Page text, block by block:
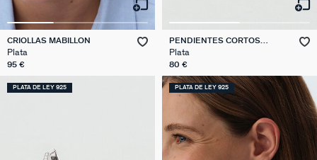
CRIOLLAS MABILLON
Plata
95 €
PENDIENTES CORTOS
BELLEVILLE
Plata
80 €
PLATA DE LEY 925 PLATA DE LEY 925